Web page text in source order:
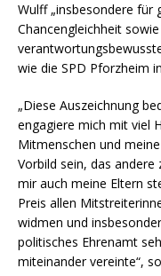
Wulff „insbesondere für
Chancengleichheit
wie die SPD Pforzheim
„Diese Auszeichnung
engagiere mich mit viel
Mitmenschen und
Vorbild sein, das
mir auch meine Eltern
Preis allen
widmen und
politisches Ehrenamt
miteinander vereinte“,